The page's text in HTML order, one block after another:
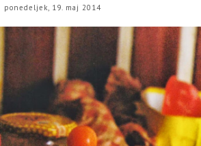
ponedeljek, 19. maj 2014